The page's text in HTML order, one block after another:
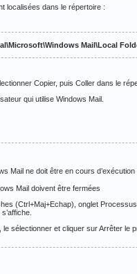
localisées dans le répertoire :
Mail\Local
Copier, puis Coller dans le
qui utilise Windows Mail.
Mail ne doit être en cours d’exécution
Mail doivent être fermées
(Ctrl+Maj+Echap), onglet
le sélectionner et cliquer sur Arrêter le